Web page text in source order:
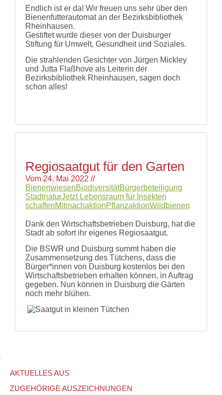
Literatur
Bienenfreundlich
Allgemein
Biologische
Endlich ist er da! Wir freuen uns sehr über den
Bienenfutterautomat an der Bezirksbibliothek
Rheinhausen.
Gestiftet wurde dieser von der Duisburger
Stiftung für Umwelt, Gesundheit und Soziales.
Die strahlenden Gesichter von Jürgen Mickley
und Jutta Flaßhove als Leiterin der
Bezirksbibliothek Rheinhausen, sagen doch
schon alles!
Regiosaatgut für den Garten
Vom 24. Mai 2022 //
BienenwiesenBiodiversitätBürgerbeteiligung
StadtnaturJetzt Lebensraum für Insekten
schaffenMitmachaktionPflanzaktionWildbienen
Dank den Wirtschaftsbetrieben Duisburg, hat die
Stadt ab sofort ihr eigenes Regiosaatgut.
Die BSWR und Duisburg summt haben die
Zusammensetzung des Tütchens, dass die
Bürger*innen von Duisburg kostenlos bei den
Wirtschaftsbetrieben erhalten können, in Auftrag
gegeben. Nun können in Duisburg die Gärten
noch mehr blühen.
AKTUELLES AUS
ZUGEHÖRIGE AUSZEICHNUNGEN